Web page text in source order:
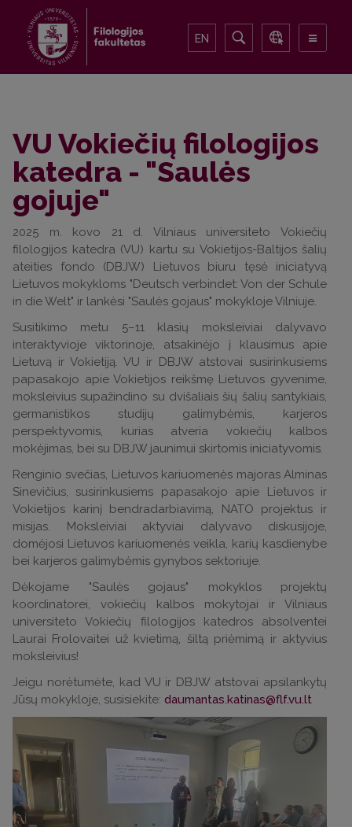
EN
VU Vokiečių filologijos
katedra - "Saulės
gojuje"
2025 m. kovo 21 d. Vilniaus universiteto Vokiečių
filologijos katedra (VU) kartu su Vokietijos-Baltijos šalių
ateities fondo (DBJW) Lietuvos biuru tęsė iniciatyvą
Lietuvos mokykloms "Deutsch verbindet: Von der Schule
in die Welt" ir lankėsi "Saulės gojaus" mokykloje Vilniuje.
Susitikimo metu 5–11 klasių moksleiviai dalyvavo
interaktyvioje viktorinoje, atsakinėjo į klausimus apie
Lietuvą ir Vokietiją. VU ir DBJW atstovai susirinkusiems
papasakojo apie Vokietijos reikšmę Lietuvos gyvenime,
moksleivius supažindino su dvišaliais šių šalių santykiais,
germanistikos studijų galimybėmis, karjeros
perspektyvomis, kurias atveria vokiečių kalbos
mokėjimas, bei su DBJW jaunimui skirtomis iniciatyvomis.
Renginio svečias, Lietuvos kariuomenės majoras Alminas
Sinevičius, susirinkusiems papasakojo apie Lietuvos ir
Vokietijos karinį bendradarbiavimą, NATO projektus ir
misijas. Moksleiviai aktyviai dalyvavo diskusijoje,
domėjosi Lietuvos kariuomenės veikla, karių kasdienybe
bei karjeros galimybėmis gynybos sektoriuje.
Dėkojame "Saulės gojaus" mokyklos projektų
koordinatorei, vokiečių kalbos mokytojai ir Vilniaus
universiteto Vokiečių filologijos katedros absolventei
Laurai Frolovaitei už kvietimą, šiltą priėmimą ir aktyvius
moksleivius!
Jeigu norėtumėte, kad VU ir DBJW atstovai apsilankytų
Jūsų mokykloje, susisiekite: daumantas.katinas@flf.vu.lt